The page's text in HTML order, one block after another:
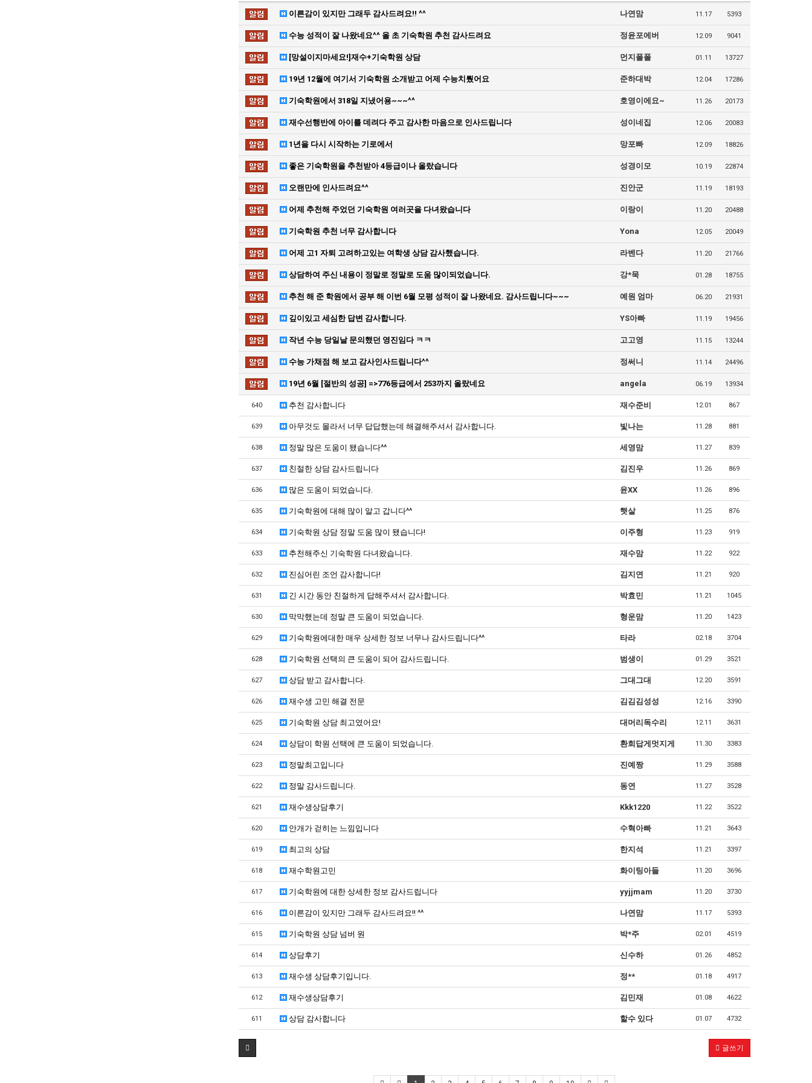
이른감이 있지만 그래두 감사드려요!! ^^ 나연맘 11.17 5393
수능 성적이 잘 나왔네요^^ 올 초 기숙학원 추천 감사드려요 정윤포에버 12.09 9041
[망설이지마세요!]재수+기숙학원 상담 먼지폴폴 01.11 13727
19년 12월에 여기서 기숙학원 소개받고 어제 수능치뤘어요 준하대박 12.04 17286
기숙학원에서 318일 지냈어용~~~^^ 호영이에요~ 11.26 20173
재수선행반에 아이를 데려다 주고 감사한 마음으로 인사드립니다 성이네집 12.06 20083
1년을 다시 시작하는 기로에서 망포빠 12.09 18826
좋은 기숙학원을 추천받아 4등급이나 올랐습니다 성경이모 10.19 22874
오랜만에 인사드려요^^ 진안군 11.19 18193
어제 추천해 주었던 기숙학원 여러곳을 다녀왔습니다 이랑이 11.20 20488
기숙학원 추천 너무 감사합니다 Yona 12.05 20049
어제 고1 자퇴 고려하고있는 여학생 상담 감사했습니다. 라벤다 11.20 21766
상담하여 주신 내용이 정말로 정말로 도움 많이되었습니다. 강*묵 01.28 18755
추천 해 준 학원에서 공부 해 이번 6월 모평 성적이 잘 나왔네요. 감사드립니다~~~ 예원 엄마 06.20 21931
깊이있고 세심한 답변 감사합니다. YS아빠 11.19 19456
작년 수능 당일날 문의했던 영진임다 ㅋㅋ 고고영 11.15 13244
수능 가채점 해 보고 감사인사드립니다^^ 정써니 11.14 24496
19년 6월 [절반의 성공] =>776등급에서 253까지 올랐네요 angela 06.19 13934
640 추천 감사합니다 재수준비 12.01 867
639 아무것도 몰라서 너무 답답했는데 해결해주셔서 감사합니다. 빛나는 11.28 881
638 정말 많은 도움이 됐습니다^^ 세영맘 11.27 839
637 친절한 상담 감사드립니다 김진우 11.26 869
636 많은 도움이 되었습니다. 윤XX 11.26 896
635 기숙학원에 대해 많이 알고 갑니다^^ 햇살 11.25 876
634 기숙학원 상담 정말 도움 많이 됐습니다! 이주형 11.23 919
633 추천해주신 기숙학원 다녀왔습니다. 재수맘 11.22 922
632 진심어린 조언 감사합니다! 김지연 11.21 920
631 긴 시간 동안 친절하게 답해주셔서 감사합니다. 박효민 11.21 1045
630 막막했는데 정말 큰 도움이 되었습니다. 형운맘 11.20 1423
629 기숙학원에대한 매우 상세한 정보 너무나 감사드립니다^^ 타라 02.18 3704
628 기숙학원 선택의 큰 도움이 되어 감사드립니다. 범생이 01.29 3521
627 상담 받고 감사합니다. 그대그대 12.20 3591
626 재수생 고민 해결 전문 김김김성성 12.16 3390
625 기숙학원 상담 최고였어요! 대머리독수리 12.11 3631
624 상담이 학원 선택에 큰 도움이 되었습니다. 환희답게멋지게 11.30 3383
623 정말최고입니다 진예짱 11.29 3588
622 정말 감사드립니다. 동연 11.27 3528
621 재수생상담후기 Kkk1220 11.22 3522
620 안개가 걷히는 느낌입니다 수혁아빠 11.21 3643
619 최고의 상담 한지석 11.21 3397
618 재수학원고민 화이팅아들 11.20 3696
617 기숙학원에 대한 상세한 정보 감사드립니다 yyjjmam 11.20 3730
616 이른감이 있지만 그래두 감사드려요!! ^^ 나연맘 11.17 5393
615 기숙학원 상담 넘버 원 박*주 02.01 4519
614 상담후기 신수하 01.26 4852
613 재수생 상담후기입니다. 정** 01.18 4917
612 재수생상담후기 김민재 01.08 4622
611 상담 감사합니다 할수 있다 01.07 4732
글쓰기